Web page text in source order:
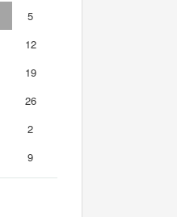
5
12
19
26
2
9